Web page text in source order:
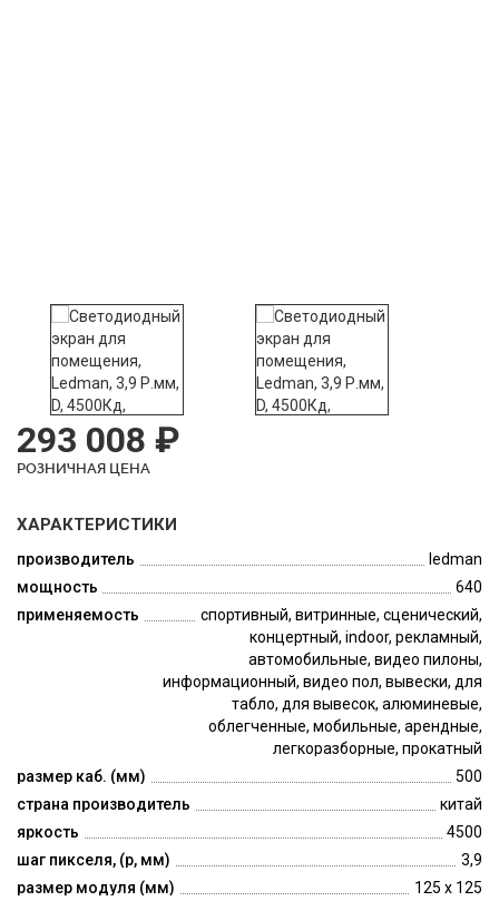
293 008 ₽
РОЗНИЧНАЯ ЦЕНА
ХАРАКТЕРИСТИКИ
производитель
ledman
мощность
640
применяемость
спортивный, витринные, сценический,
концертный, indoor, рекламный,
автомобильные, видео пилоны,
информационный, видео пол, вывески, для
табло, для вывесок, алюминевые,
облегченные, мобильные, арендные,
легкоразборные, прокатный
размер каб. (мм)
500
страна производитель
китай
яркость
4500
шаг пикселя, (p, мм)
3,9
размер модуля (мм)
125 x 125